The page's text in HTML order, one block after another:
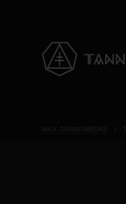
MAX TANNENBERG